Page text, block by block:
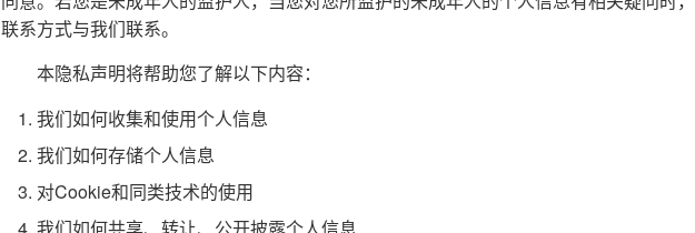
联系方式与我们联系。
本隐私声明将帮助您了解以下内容：
我们如何收集和使用个人信息
我们如何存储个人信息
对Cookie和同类技术的使用